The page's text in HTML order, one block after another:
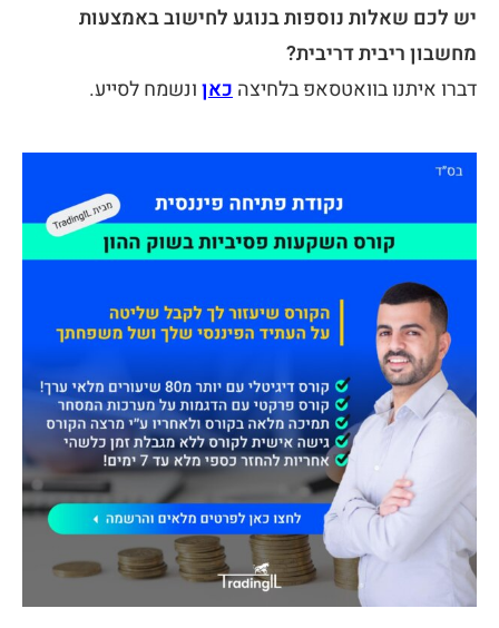
יש לכם שאלות נוספות בנוגע לחישוב באמצעות
מחשבון ריבית דריבית?
דברו איתנו בוואטסאפ בלחיצהכאןונשמח לסייע.